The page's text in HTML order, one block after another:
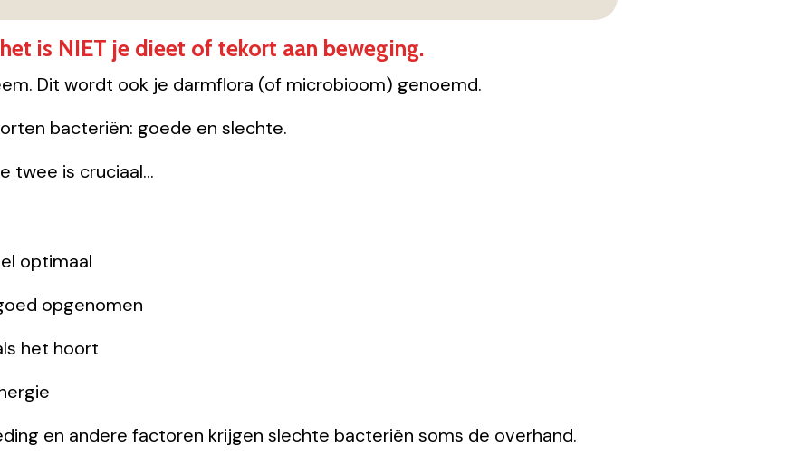
is NIET je dieet of tekort aan beweging.
Dit wordt ook je darmflora (of microbioom) genoemd.
bacteriën: goede en slechte.
twee is cruciaal…
optimaal
opgenomen
het hoort
en andere factoren krijgen slechte bacteriën soms de overhand.